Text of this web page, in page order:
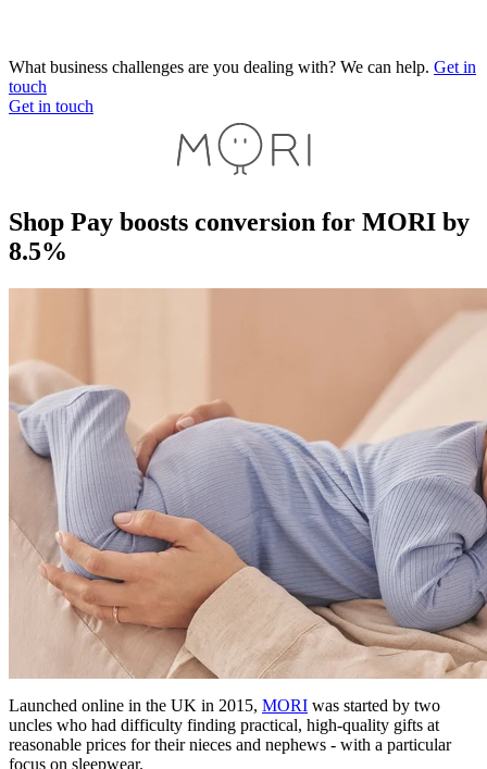
What business challenges are you dealing with? We can help. Get in
touch
Get in touch
Shop Pay boosts conversion for MORI by
8.5%
Launched online in the UK in 2015, MORI was started by two
uncles who had difficulty finding practical, high-quality gifts at
reasonable prices for their nieces and nephews - with a particular
focus on sleepwear.